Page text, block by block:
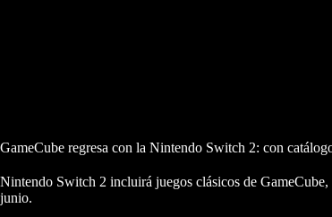
GameCube regresa con la Nintendo Switch 2: con
Nintendo Switch 2 incluirá juegos clásicos de
junio.